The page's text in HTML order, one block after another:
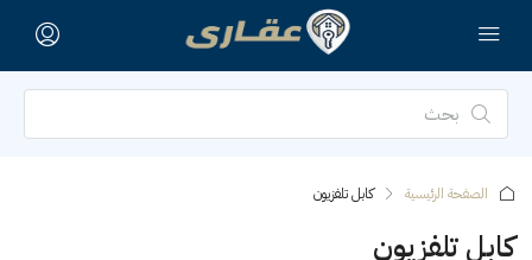
الصفحة الرئيسية كابل تلفزيون
كابل تلفزيون